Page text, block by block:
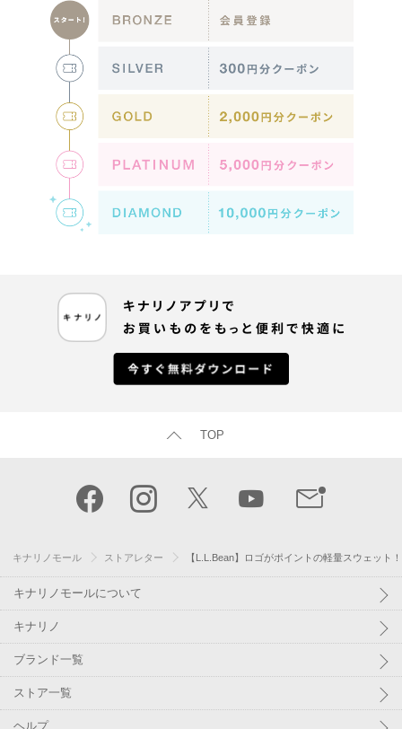
TOP
キナリノモール ストアレター 【L.L.Bean】ロゴがポイントの軽量スウェット！
キナリノモールについて
キナリノ
ブランド一覧
ストア一覧
ヘルプ